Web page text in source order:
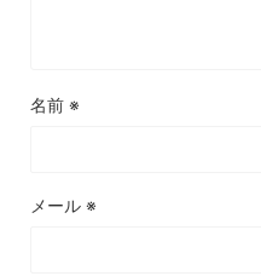
名前 ※
メール ※